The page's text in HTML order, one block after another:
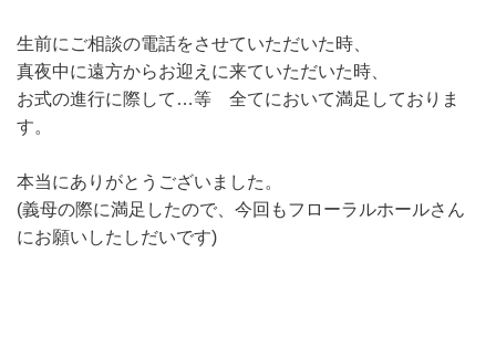
生前にご相談の電話をさせていただいた時、
真夜中に遠方からお迎えに来ていただいた時、
お式の進行に際して…等 全てにおいて満足しておりま
す。
本当にありがとうございました。
(義母の際に満足したので、今回もフローラルホールさん
にお願いしたしだいです)